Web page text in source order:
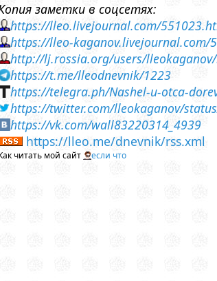
заметки в соцсетях:
https://lleo.livejournal.com/
https://lleo-kaganov.livejournal.com/
http://lj.rossia.org/users/
https://t.me/lleodnevnik/1223
https://telegra.ph/Nashel-u-otca-
https://twitter.com/lleokaganov/
https://vk.com/wall83220314_4939
https://lleo.me/dnevnik/rss.xml
читать мой сайт если что